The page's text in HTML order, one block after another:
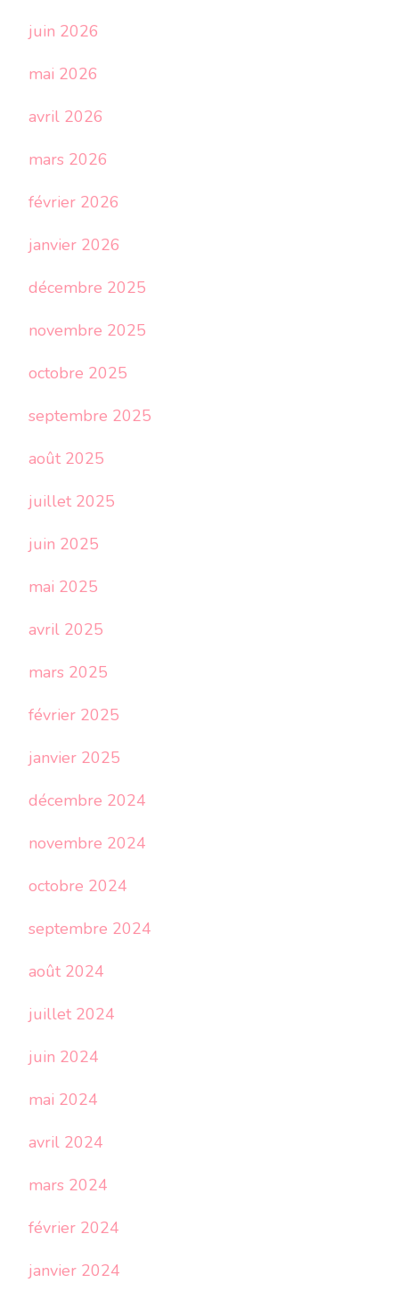
juin 2026
mai 2026
avril 2026
mars 2026
février 2026
janvier 2026
décembre 2025
novembre 2025
octobre 2025
septembre 2025
août 2025
juillet 2025
juin 2025
mai 2025
avril 2025
mars 2025
février 2025
janvier 2025
décembre 2024
novembre 2024
octobre 2024
septembre 2024
août 2024
juillet 2024
juin 2024
mai 2024
avril 2024
mars 2024
février 2024
janvier 2024